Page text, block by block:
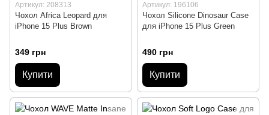
Артикул: 208313
Чохол Africa Leopard для
iPhone 15 Plus Brown
349 грн
Купити
Артикул: 196106
Чохол Silicone Dinosaur Case
для iPhone 15 Plus Green
490 грн
Купити